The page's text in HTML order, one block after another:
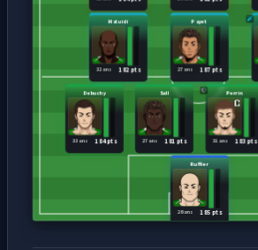
Ruffier
185 pts
26 ans
Debuchy
184 pts
33 ans
Sall
181 pts
27 ans
Perrin
183 pts
31 ans
Matuidi
182 pts
32 ans
Payet
187 pts
27 ans